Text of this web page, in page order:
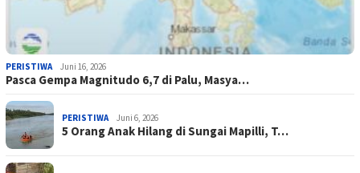
PERISTIWA Juni 16, 2026
Pasca Gempa Magnitudo 6,7 di Palu, Masya…
PERISTIWA Juni 6, 2026
5 Orang Anak Hilang di Sungai Mapilli, T…